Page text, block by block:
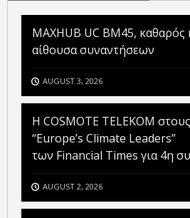
MAXHUB UC BM45, καθαρός
αίθουσα συναντήσεων
AUGUST 3, 2026
Η COSMOTE TELEKOM στους
“Europe’s Climate Leaders”
των Financial Times για 4η
AUGUST 2, 2026